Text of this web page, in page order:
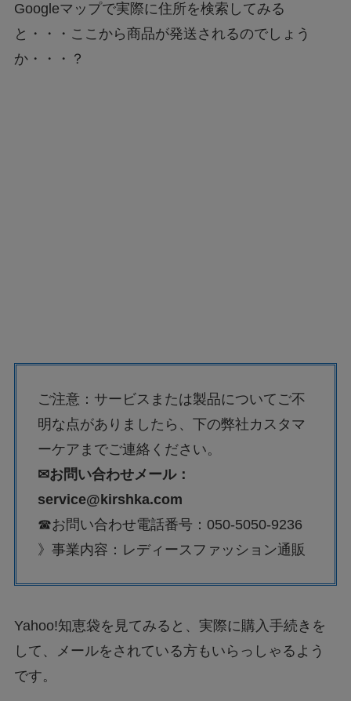
Googleマップで実際に住所を検索してみる
と・・・ここから商品が発送されるのでしょう
か・・・？
ご注意：サービスまたは製品についてご不
明な点がありましたら、下の弊社カスタマ
ーケアまでご連絡ください。
✉お問い合わせメール：
service@kirshka.com
☎お問い合わせ電話番号：050-5050-9236
》事業内容：レディースファッション通販
Yahoo!知恵袋を見てみると、実際に購入手続きを
して、メールをされている方もいらっしゃるよう
です。